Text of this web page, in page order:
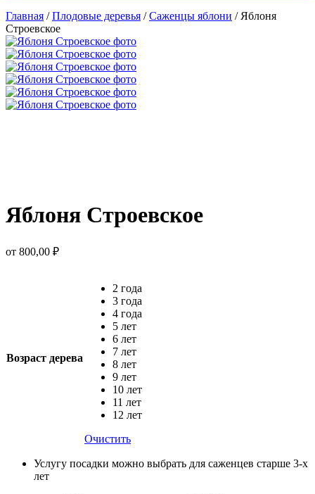
Главная /Плодовые деревья /Саженцы яблони / Яблоня
Строевское
Яблоня Строевское
от 800,00 ₽
Возраст дерева
2 года
3 года
4 года
5 лет
6 лет
7 лет
8 лет
9 лет
10 лет
11 лет
12 лет
Очистить
Услугу посадки можно выбрать для саженцев старше 3-х
лет